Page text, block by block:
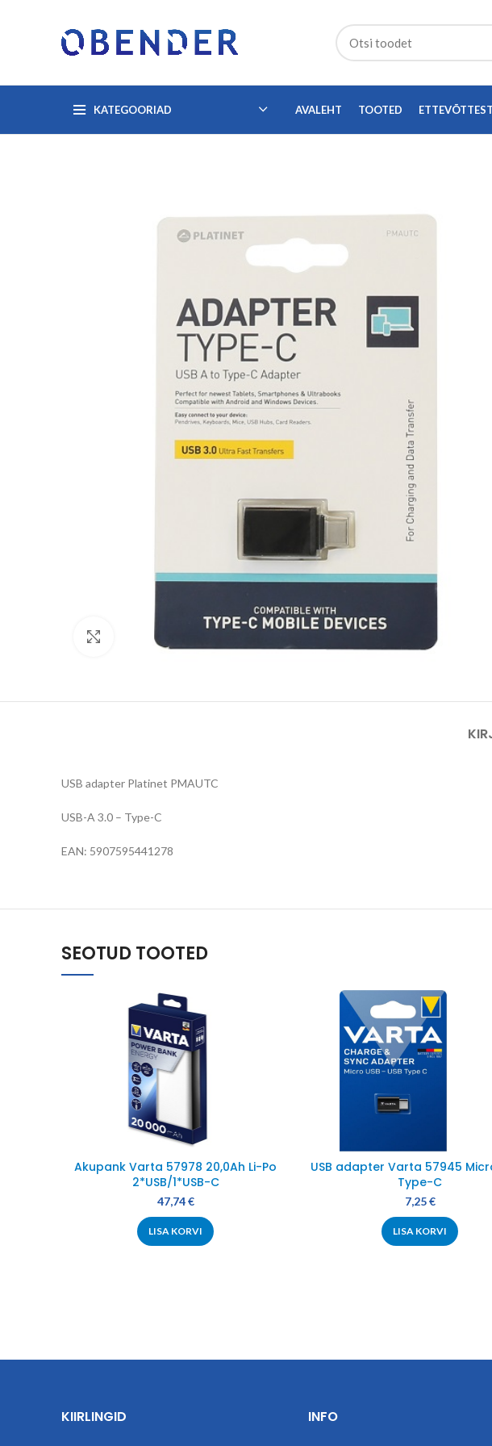
KATEGOORIAD AVALEHT TOOTED ETTEVÕTTEST
Click to enlarge
USB adapter Platinet PMAUTC
USB-A 3.0 – Type-C
EAN: 5907595441278
SEOTUD TOOTED
Akupank Varta 57978 20,0Ah Li-Po
2*USB/1*USB-C
47,74€
LISA KORVI
USB adapter Varta 57945
Type-C
7,25€
LISA KORVI
KIIRLINGID INFO